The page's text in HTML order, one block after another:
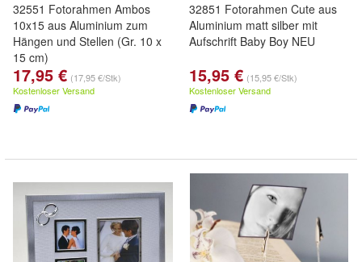
32551 Fotorahmen Ambos
10x15 aus Aluminium zum
Hängen und Stellen (Gr. 10 x
15 cm)
17,95 € (17,95 €/Stk)
Kostenloser Versand
32851 Fotorahmen Cute aus
Aluminium matt silber mit
Aufschrift Baby Boy NEU
15,95 € (15,95 €/Stk)
Kostenloser Versand